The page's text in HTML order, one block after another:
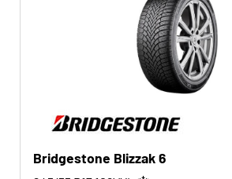
Bridgestone Blizzak 6